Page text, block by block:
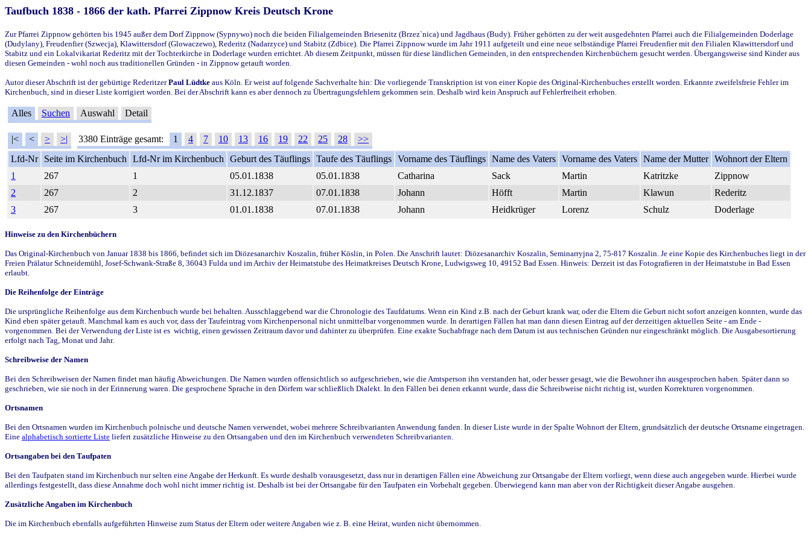
Taufbuch 1838 - 1866 der kath. Pfarrei Zippnow Kreis Deutsch Krone
Zur Pfarrei Zippnow gehörten bis 1945 außer dem Dorf Zippnow (Sypnywo) noch die beiden Filialgemeinden Briesenitz (Brzez`nica) und Jagdhaus (Budy). Früher gehörten zu der weit ausgedehnten Pfarrei auch die Filialgemeinden Doderlage
(Dudylany), Freudenfier (Szwecja), Klawittersdorf (Glowaczewo), Rederitz (Nadarzyce) und Stabitz (Zdbice). Die Pfarrei Zippnow wurde im Jahr 1911 aufgeteilt und eine neue selbständige Pfarrei Freudenfier mit den Filialen Klawittersdorf und
Stabitz und ein Lokalvikariat Rederitz mit der Tochterkirche in Doderlage wurden errichtet. Ab diesem Zeitpunkt, müssen für diese ländlichen Gemeinden, in den entsprechenden Kirchenbüchern gesucht werden. Übergangsweise sind Kinder aus
diesen Gemeinden - wohl noch aus traditionellen Gründen - in Zippnow getauft worden.
Autor dieser Abschrift ist der gebürtige RederitzerPaul Lüdtke aus Köln. Er weist auf folgende Sachverhalte hin: Die vorliegende Transkription ist von einer Kopie des Original-Kirchenbuches erstellt worden. Erkannte zweifelsfreie Fehler im
Kirchenbuch, sind in dieser Liste korrigiert worden. Bei der Abschrift kann es aber dennoch zu Übertragungsfehlern gekommen sein. Deshalb wird kein Anspruch auf Fehlerfreiheit erhoben.
Alles Suchen Auswahl Detail
|< < > >| 3380 Einträge gesamt: 1 4 7 10 13 16 19 22 25 28
>>
Lfd-Nr
Seite im Kirchenbuch Lfd-Nr im Kirchenbuch Geburt des Täuflings Taufe des Täuflings Vorname des Täuflings Name des Vaters Vorname des Vaters Name der Mutter Wohnort der Eltern
1
267 1 05.01.1838 05.01.1838 Catharina Sack Martin Katritzke
Zippnow
2
267 2 31.12.1837 07.01.1838 Johann Höfft Martin Klawun
Rederitz
3
267 3 01.01.1838 07.01.1838 Johann Heidkrüger Lorenz Schulz Doderlage
Hinweise zu den Kirchenbüchern
Das Original-Kirchenbuch von Januar 1838 bis 1866, befindet sich im Diözesanarchiv Koszalin, früher Köslin, in Polen. Die Anschrift lautet: Diözesanarchiv Koszalin, Seminarryjna 2, 75-817 Koszalin. Je eine Kopie des Kirchenbuches liegt in der
Freien Prälatur Schneidemühl, Josef-Schwank-Straße 8, 36043 Fulda und im Archiv der Heimatstube des Heimatkreises Deutsch Krone, Ludwigsweg 10, 49152 Bad Essen. Hinweis: Derzeit ist das Fotografieren in der Heimatstube in Bad Essen
erlaubt.
Die Reihenfolge der Einträge
Die ursprüngliche Reihenfolge aus dem Kirchenbuch wurde bei behalten. Ausschlaggebend war die Chronologie des Taufdatums. Wenn ein Kind z.B. nach der Geburt krank war, oder die Eltern die Geburt nicht sofort anzeigen konnten, wurde das
Kind eben später getauft. Manchmal kam es auch vor, dass der Taufeintrag vom Kirchenpersonal nicht unmittelbar vorgenommen wurde. In derartigen Fällen hat man dann diesen Eintrag auf der derzeitigen aktuellen Seite - am Ende -
vorgenommen. Bei der Verwendung der Liste ist es wichtig, einen gewissen Zeitraum davor und dahinter zu überprüfen. Eine exakte Suchabfrage nach dem Datum ist aus technischen Gründen nur eingeschränkt möglich. Die Ausgabesortierung
erfolgt nach Tag, Monat und Jahr.
Schreibweise der Namen
Bei den Schreibweisen der Namen findet man häufig Abweichungen. Die Namen wurden offensichtlich so aufgeschrieben, wie die Amtsperson ihn verstanden hat, oder besser gesagt, wie die Bewohner ihn ausgesprochen haben. Später dann so
geschrieben, wie sie noch in der Erinnerung waren. Die gesprochene Sprache in den Dörfern war schließlich Dialekt. In den Fällen bei denen erkannt wurde, dass die Schreibweise nicht richtig ist, wurden Korrekturen vorgenommen.
Ortsnamen
Bei den Ortsnamen wurden im Kirchenbuch polnische und deutsche Namen verwendet, wobei mehrere Schreibvarianten Anwendung fanden. In dieser Liste wurde in der Spalte Wohnort der Eltern, grundsätzlich der deutsche Ortsname eingetragen.
Eine alphabetisch sortierte Liste liefert zusätzliche Hinweise zu den Ortsangaben und den im Kirchenbuch verwendeten Schreibvarianten.
Ortsangaben bei den Taufpaten
Bei den Taufpaten stand im Kirchenbuch nur selten eine Angabe der Herkunft. Es wurde deshalb vorausgesetzt, dass nur in derartigen Fällen eine Abweichung zur Ortsangabe der Eltern vorliegt, wenn diese auch angegeben wurde. Hierbei wurde
allerdings festgestellt, dass diese Annahme doch wohl nicht immer richtig ist. Deshalb ist bei der Ortsangabe für den Taufpaten ein Vorbehalt gegeben. Überwiegend kann man aber von der Richtigkeit dieser Angabe ausgehen.
Zusätzliche Angaben im Kirchenbuch
Die im Kirchenbuch ebenfalls aufgeführten Hinweise zum Status der Eltern oder weitere Angaben wie z. B. eine Heirat, wurden nicht übernommen.